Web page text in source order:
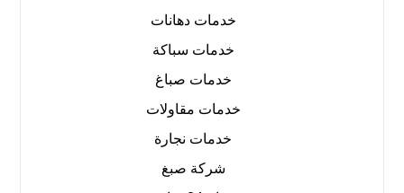
خدمات دهانات
خدمات سباكة
خدمات صباغ
خدمات مقاولات
خدمات نجارة
شركة صبغ